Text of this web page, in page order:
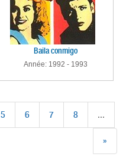
Baila conmigo
Année: 1992 - 1993
5 6 7 8 ...
»